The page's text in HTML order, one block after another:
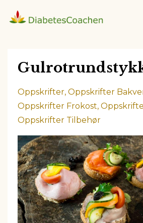
Oppskrifter Oppskrifter
Oppskrifter Frokost
Oppskrifter Tilbehør